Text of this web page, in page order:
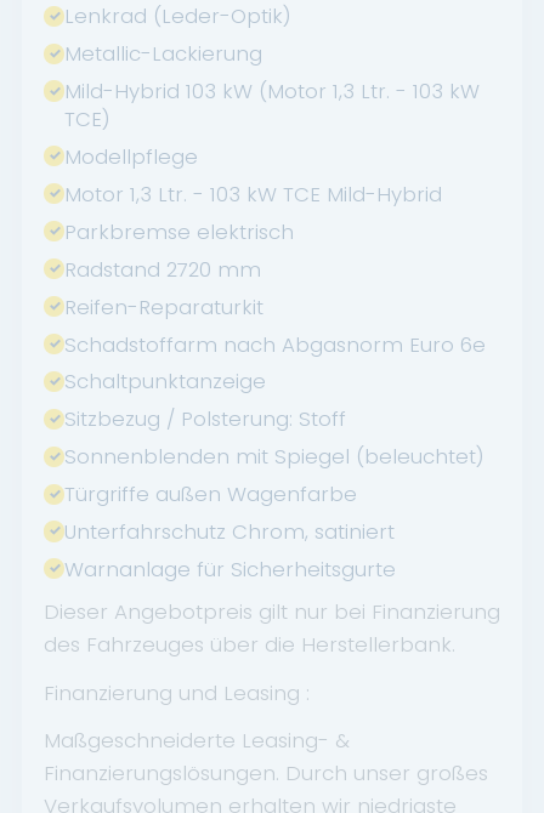
Lenkrad (Leder-Optik)
Metallic-Lackierung
Mild-Hybrid 103 kW (Motor 1,3 Ltr. - 103 kW
TCE)
Modellpflege
Motor 1,3 Ltr. - 103 kW TCE Mild-Hybrid
Parkbremse elektrisch
Radstand 2720 mm
Reifen-Reparaturkit
Schadstoffarm nach Abgasnorm Euro 6e
Schaltpunktanzeige
Sitzbezug / Polsterung: Stoff
Sonnenblenden mit Spiegel (beleuchtet)
Türgriffe außen Wagenfarbe
Unterfahrschutz Chrom, satiniert
Warnanlage für Sicherheitsgurte
Dieser Angebotpreis gilt nur bei Finanzierung
des Fahrzeuges über die Herstellerbank.
Finanzierung und Leasing :
Maßgeschneiderte Leasing- &
Finanzierungslösungen. Durch unser großes
Verkaufsvolumen erhalten wir niedrigste